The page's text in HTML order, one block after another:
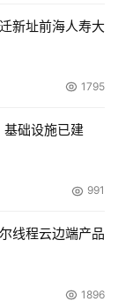
了第三代针对
这也是联想在
首次谈及2006
会来宾表达了
先回顾了联想
长，增长幅度
想2005年策略
新址前海人寿大
1795
础设施已建
991
线程云边端产品
1896